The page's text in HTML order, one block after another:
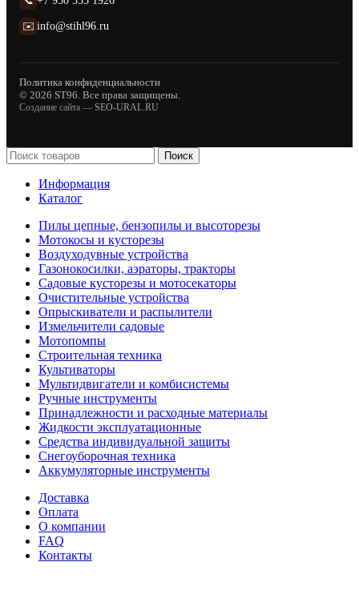
✉️ info@stihl96.ru
Политика конфиденциальности
© 2026 ST96. Все права защищены.
Создание сайта — SEO-URAL.RU
Поиск
Информация
Каталог
Пилы цепные, бензопилы и высоторезы
Мотокосы и кусторезы
Воздуходувные устройства
Газонокосилки, аэраторы, тракторы
Садовые кусторезы и мотосекаторы
Очистительные устройства
Опрыскиватели и распылители
Измельчители садовые
Мотопомпы
Строительная техника
Культиваторы
Мультидвигатели и комбисистемы
Ручные инструменты
Принадлежности и расходные материалы
Жидкости эксплуатационные
Средства индивидуальной защиты
Снегоуборочная техника
Аккумуляторные инструменты
Доставка
Оплата
О компании
FAQ
Контакты